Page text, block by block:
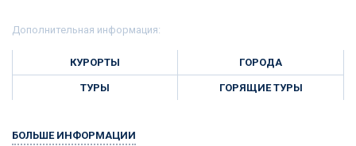
Дополнительная информация:
КУРОРТЫ ГОРОДА
ТУРЫ ГОРЯЩИЕ ТУРЫ
БОЛЬШЕ ИНФОРМАЦИИ